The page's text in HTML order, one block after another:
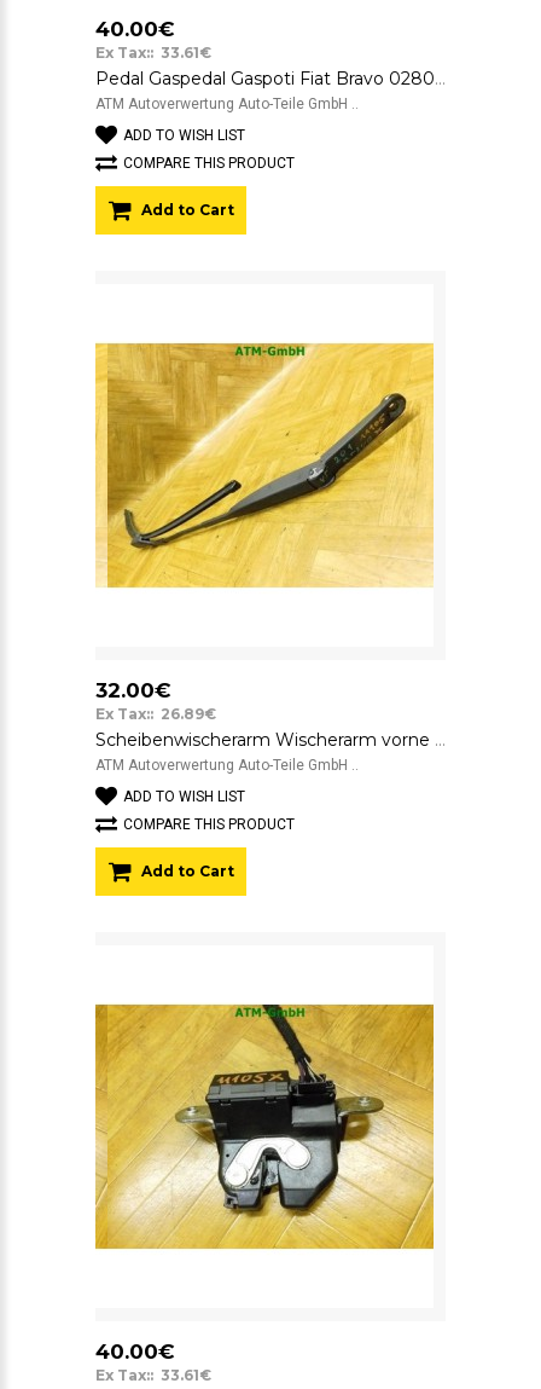
40.00€
Ex Tax:: 33.61€
Pedal Gaspedal Gaspoti Fiat Bravo 0280755052 517856400
ATM Autoverwertung Auto-Teile GmbH ..
ADD TO WISH LIST
COMPARE THIS PRODUCT
Add to Cart
32.00€
Ex Tax:: 26.89€
Scheibenwischerarm Wischerarm vorne rechts Fiat Bravo Beifahrerseite
ATM Autoverwertung Auto-Teile GmbH ..
ADD TO WISH LIST
COMPARE THIS PRODUCT
Add to Cart
40.00€
Ex Tax:: 33.61€